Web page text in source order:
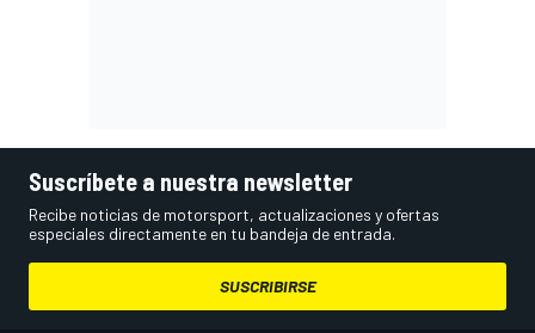
Suscríbete a nuestra newsletter
Recibe noticias de motorsport, actualizaciones y ofertas
especiales directamente en tu bandeja de entrada.
SUSCRIBIRSE